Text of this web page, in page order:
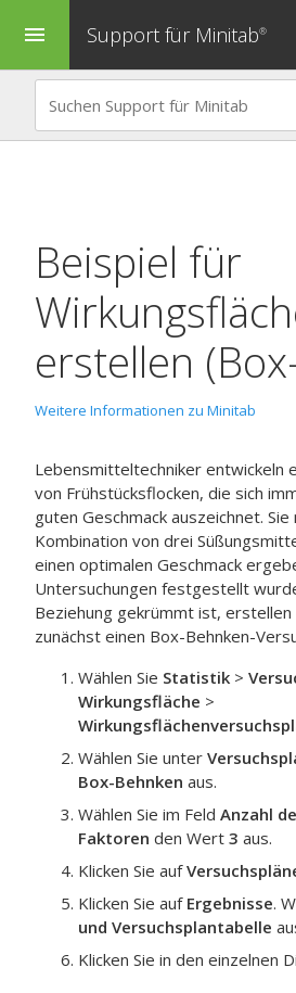
menu Support für Minitab®
Beispiel für
erstellen
Weitere Informationen zu Minitab
Lebensmitteltechniker entwickeln
von Frühstücksflocken, die sich
guten Geschmack auszeichnet.
Kombination von drei
einen optimalen Geschmack
Untersuchungen festgestellt
Beziehung gekrümmt ist,
zunächst einen Box-Behnken-
Wählen Sie Statistik >
Wirkungsfläche >
Wählen Sie unter
Box-Behnken aus.
Wählen Sie im Feld Anzahl
Faktoren den Wert 3 aus.
Klicken Sie auf
Klicken Sie auf Ergebnisse.
und Versuchsplantabelle
Klicken Sie in den einzelnen